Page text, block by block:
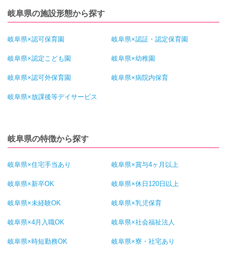
岐阜県の施設形態から探す
岐阜県×認可保育園 岐阜県×認証・認定保育園
岐阜県×認定こども園 岐阜県×幼稚園
岐阜県×認可外保育園 岐阜県×病院内保育
岐阜県×放課後等デイサービス
岐阜県の特徴から探す
岐阜県×住宅手当あり 岐阜県×賞与4ヶ月以上
岐阜県×新卒OK 岐阜県×休日120日以上
岐阜県×未経験OK 岐阜県×乳児保育
岐阜県×4月入職OK 岐阜県×社会福祉法人
岐阜県×時短勤務OK 岐阜県×寮・社宅あり